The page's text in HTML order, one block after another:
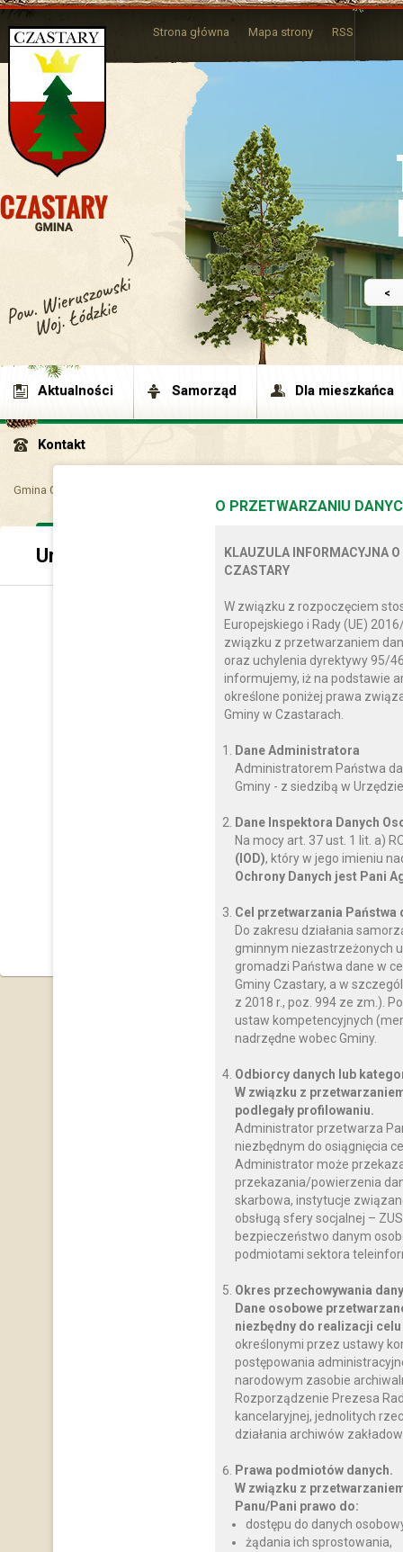
<
Strona główna Mapa strony RSS
Aktualności Samorząd Dla mieszkańca
Kontakt
Gmina Czastary
Urzędem Gminy
Urząd Gminy w
ul. Wolności 29, 98-410
E-
Telefon: (62) 784-
Faks:(62) 784-31-
https://
O PRZETWARZANIU
KLAUZULA INFORMACYJNA
CZASTARY
W związku z rozpoczęciem
Europejskiego i Rady (UE)
związku z przetwarzaniem
oraz uchylenia dyrektywy 95/
informujemy, iż na podstawie
określone poniżej prawa
Gminy w Czastarach.
Dane Administratora
Administratorem Państwa
Gminy - z siedzibą w
Dane Inspektora Danych
Na mocy art. 37 ust. 1 lit. a)
(IOD), który w jego imieniu
Ochrony Danych jest Pani
Cel przetwarzania Państwa
Do zakresu działania
gminnym niezastrzeżonych
gromadzi Państwa dane w
Gminy Czastary, a w
z 2018 r., poz. 994 ze zm.).
ustaw kompetencyjnych
nadrzędne wobec Gminy.
Odbiorcy danych lub
W związku z
podlegały profilowaniu.
Administrator przetwarza
niezbędnym do osiągnięcia
Administrator może
przekazania/powierzenia
skarbowa, instytucje
obsługą sfery socjalnej –
bezpieczeństwo danym
podmiotami sektora
Okres przechowywania
Dane osobowe
niezbędny do realizacji
określonymi przez ustawy
postępowania
narodowym zasobie
Rozporządzenie Prezesa
kancelaryjnej, jednolitych
działania archiwów
Prawa podmiotów danych.
W związku z
Panu/Pani prawo do:
dostępu do danych
żądania ich sprostowania,